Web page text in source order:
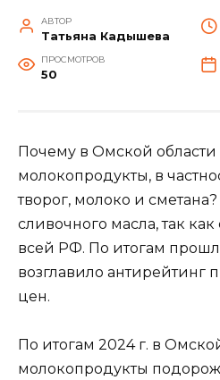
АВТОР
Татьяна Кадышева
ПРОСМОТРОВ
50
Почему в Омской
молокопродукты, в
творог, молоко и
сливочного масла, так
всей РФ. По итогам
возглавило антирейтинг
цен.
По итогам 2024 г. в
молокопродукты